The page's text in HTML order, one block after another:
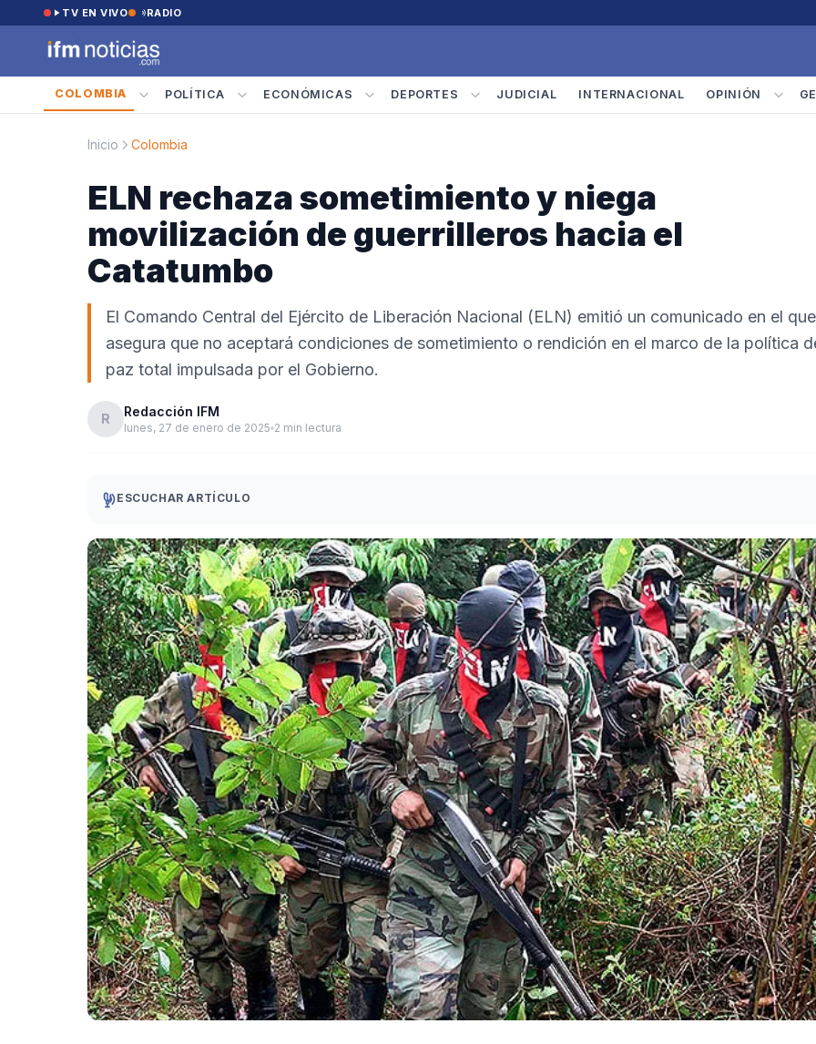
Saltar al contenido
TV EN VIVO RADIO
COLOMBIA POLÍTICA ECONÓMICAS DEPORTES JUDICIAL INTERNACIONAL OPINIÓN
Inicio Colombia
ELN rechaza sometimiento y niega
movilización de guerrilleros hacia el
Catatumbo
El Comando Central del Ejército de Liberación Nacional (ELN) emitió un comunicado en el que
asegura que no aceptará condiciones de sometimiento o rendición en el marco de la política
paz total impulsada por el Gobierno.
R Redacción IFM
lunes, 27 de enero de 2025 2 min lectura
ESCUCHAR ARTÍCULO